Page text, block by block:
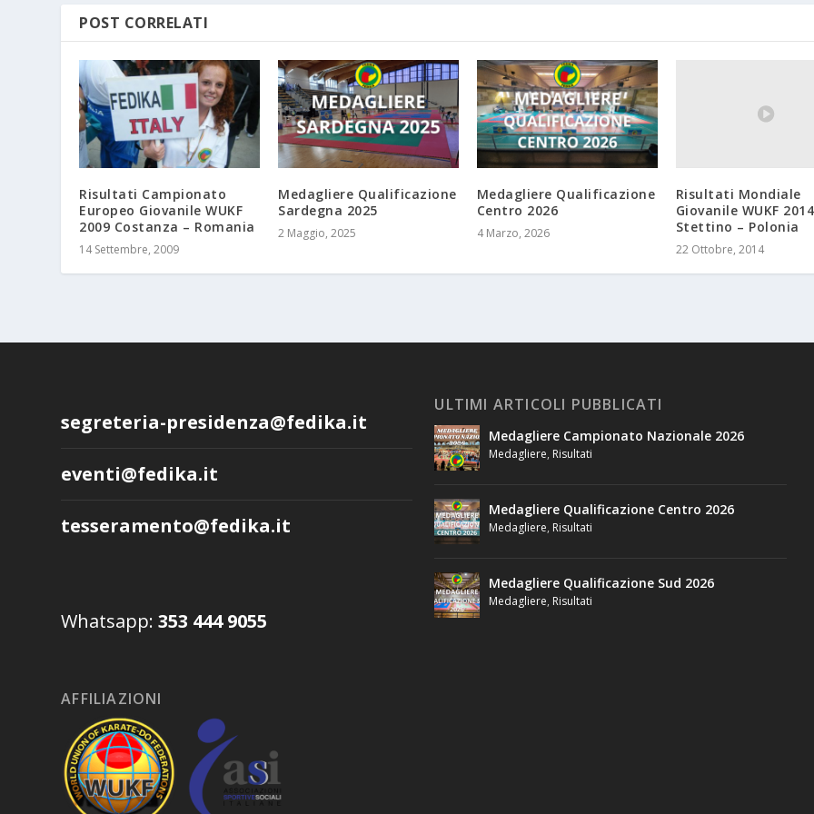
POST CORRELATI
Risultati Campionato
Europeo Giovanile WUKF
2009 Costanza – Romania
14 Settembre, 2009
Medagliere Qualificazione
Sardegna 2025
2 Maggio, 2025
Medagliere Qualificazione
Centro 2026
4 Marzo, 2026
Risultati Mondiale
Giovanile WUKF 2014
Stettino – Polonia
22 Ottobre, 2014
segreteria-presidenza@fedika.it
eventi@fedika.it
tesseramento@fedika.it
Whatsapp:353 444 9055
AFFILIAZIONI
ULTIMI ARTICOLI PUBBLICATI
Medagliere Campionato Nazionale 2026
Medagliere, Risultati
Medagliere Qualificazione Centro 2026
Medagliere, Risultati
Medagliere Qualificazione Sud 2026
Medagliere, Risultati